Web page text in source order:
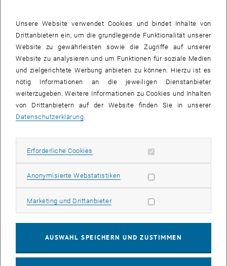
Vanessa Parravicini
Vanessa Parravicini
the interdisciplinary TU Wien LCA Group organized the LCA Talks on
the university.
and sustainable research.
Carbon Footprint in Product Design and Education
Circular City
Unsere Website verwendet Cookies und bindet Inhalte von
Drittanbietern ein, um die grundlegende Funktionalität unserer
Website zu gewährleisten sowie die Zugriffe auf unserer
Website zu analysieren und um Funktionen für soziale Medien
und zielgerichtete Werbung anbieten zu können. Hierzu ist es
nötig Informationen an die jeweiligen Dienstanbieter
weiterzugeben. Weitere Informationen zu Cookies und Inhalten
von Drittanbietern auf der Website finden Sie in unserer
Datenschutzerklärung.
Erforderliche Cookies Erforderliche Cookies zulassen
Anonymisierte WebstatistikenStatistik Cookies zulassen
Marketing und DrittanbieterMarketing Cookies zulassen
AUSWAHL SPEICHERN UND ZUSTIMMEN